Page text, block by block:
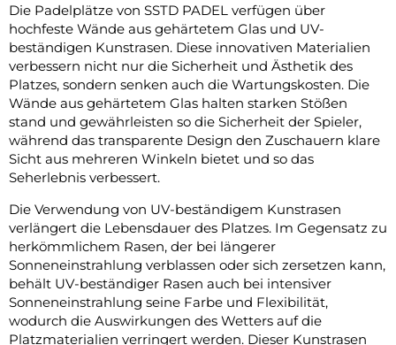
Die Padelplätze von SSTD PADEL verfügen über
hochfeste Wände aus gehärtetem Glas und UV-
beständigen Kunstrasen. Diese innovativen Materialien
verbessern nicht nur die Sicherheit und Ästhetik des
Platzes, sondern senken auch die Wartungskosten. Die
Wände aus gehärtetem Glas halten starken Stößen
stand und gewährleisten so die Sicherheit der Spieler,
während das transparente Design den Zuschauern klare
Sicht aus mehreren Winkeln bietet und so das
Seherlebnis verbessert.
Die Verwendung von UV-beständigem Kunstrasen
verlängert die Lebensdauer des Platzes. Im Gegensatz zu
herkömmlichem Rasen, der bei längerer
Sonneneinstrahlung verblassen oder sich zersetzen kann,
behält UV-beständiger Rasen auch bei intensiver
Sonneneinstrahlung seine Farbe und Flexibilität,
wodurch die Auswirkungen des Wetters auf die
Platzmaterialien verringert werden. Dieser Kunstrasen